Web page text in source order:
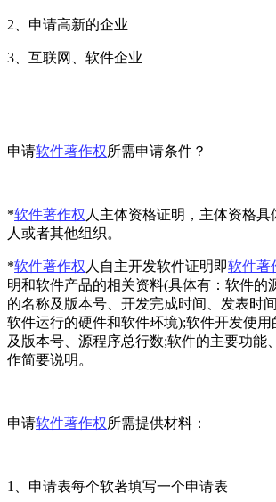
2、申请高新的企业
3、互联网、软件企业
申请软件著作权所需申请条件？
*软件著作权 人主体资格证明，主体资格
人或者其他组织。
*软件著作权 人自主开发软件证明即软件著
明和软件产品的相关资料(具体有：软件的
的名称及版本号、开发完成时间、发表时
软件运行的硬件和软件环境);软件开发使
及版本号、源程序总行数;软件的主要功能
作简要说明。
申请软件著作权所需提供材料：
1、申请表每个软著填写一个申请表